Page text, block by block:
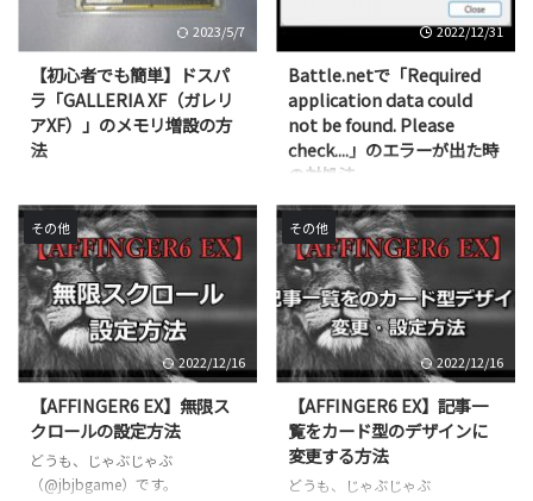
2023/5/7
【初心者でも簡単】ドスパ
ラ「GALLERIA XF（ガレリ
アXF）」のメモリ増設の方
法
（@jbjbgame）です。 デスクト
ップPCのGALLERIA XF(ガレリア
XF)にメモリ増設をしたのでその
時にやった手順をご紹介します。
新バージョンが出たことでガレリ
アXFはすでに販売が終了してます
が、メモリ増設の手順は他のデス
クトップＰＣでも流用きくと思い
ます。 じゃぶじゃぶディアブロ4
のβテストで16GBだど頻繫にメ
モリオーバーでエラーになったの
で、思い切って32GBに増設しま
す。 念のため自分のPCのスペッ
2022/12/31
Battle.netで「Required
application data could
not be found. Please
check....」のエラーが出た時
の対処法
どうも、じゃぶじゃぶ
（@jbjbgame）です。 久々に
Battle.netアプリを起ち上げたら
以下のようなエラーが出て起動で
きなくなりました。 Required
application data could not be
found.Please check your
application directory and try
again. [日本語訳] 必要なアプリケ
ーション データが見つかりませ
んでした。 アプリケーション デ
ィレクトリを確認して、もう一度
お試しください。 解決方法を調
その他
2022/12/16
【AFFINGER6 EX】無限ス
クロールの設定方法
どうも、じゃぶじゃぶ
（@jbjbgame）です。
その他
2022/12/16
【AFFINGER6 EX】記事一
覧をカード型のデザインに
変更する方法
どうも、じゃぶじゃぶ